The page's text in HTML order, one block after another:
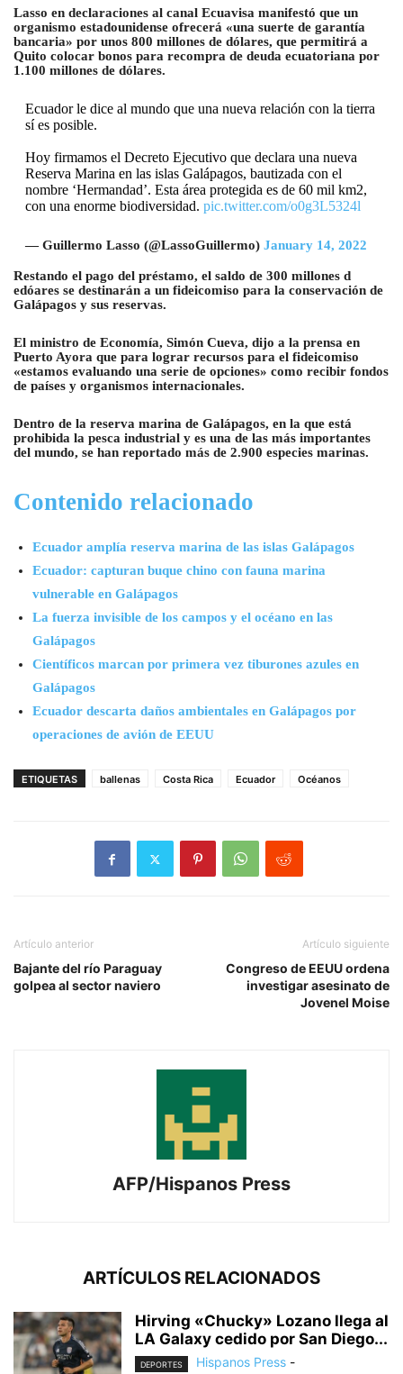
Lasso en declaraciones al canal Ecuavisa manifestó que un
organismo estadounidense ofrecerá «una suerte de garantía
bancaria» por unos 800 millones de dólares, que permitirá a
Quito colocar bonos para recompra de deuda ecuatoriana por
1.100 millones de dólares.
Ecuador le dice al mundo que una nueva relación con la tierra
sí es posible.
Hoy firmamos el Decreto Ejecutivo que declara una nueva
Reserva Marina en las islas Galápagos, bautizada con el
nombre ‘Hermandad’. Esta área protegida es de 60 mil km2,
con una enorme biodiversidad. pic.twitter.com/o0g3L5324l
— Guillermo Lasso (@LassoGuillermo) January 14, 2022
Restando el pago del préstamo, el saldo de 300 millones d
edóares se destinarán a un fideicomiso para la conservación de
Galápagos y sus reservas.
El ministro de Economía, Simón Cueva, dijo a la prensa en
Puerto Ayora que para lograr recursos para el fideicomiso
«estamos evaluando una serie de opciones» como recibir fondos
de países y organismos internacionales.
Dentro de la reserva marina de Galápagos, en la que está
prohibida la pesca industrial y es una de las más importantes
del mundo, se han reportado más de 2.900 especies marinas.
Contenido relacionado
Ecuador amplía reserva marina de las islas Galápagos
Ecuador: capturan buque chino con fauna marina
vulnerable en Galápagos
La fuerza invisible de los campos y el océano en las
Galápagos
Científicos marcan por primera vez tiburones azules en
Galápagos
Ecuador descarta daños ambientales en Galápagos por
operaciones de avión de EEUU
ETIQUETAS ballenas Costa Rica Ecuador Océanos
Artículo anterior
Bajante del río Paraguay
golpea al sector naviero
Artículo siguiente
Congreso de EEUU ordena
investigar asesinato de
Jovenel Moise
AFP/Hispanos Press
ARTÍCULOS RELACIONADOS
Hirving «Chucky» Lozano llega al
LA Galaxy cedido por San Diego...
DEPORTES Hispanos Press -